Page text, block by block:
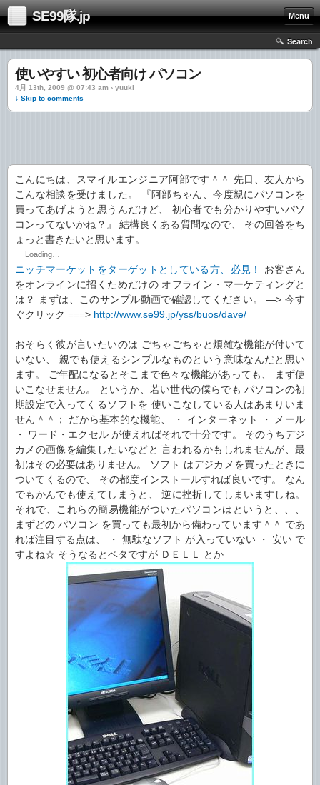
SE99隊.jp Menu
Search
使いやすい 初心者向け パソコン
4月 13th, 2009 @ 07:43 am › yuuki
↓ Skip to comments
こんにちは、スマイルエンジニア阿部です＾＾ 先日、友人から
こんな相談を受けました。 『阿部ちゃん、今度親にパソコンを
買ってあげようと思うんだけど、 初心者でも分かりやすいパソ
コンってないかね？』 結構良くある質問なので、 その回答をち
ょっと書きたいと思います。
Loading…
ニッチマーケットをターゲットとしている方、必見！
お客さん
をオンラインに招くためだけの オフライン・マーケティングと
は？ まずは、このサンプル動画で確認してください。 —> 今す
ぐクリック ===> http://www.se99.jp/yss/buos/dave/
おそらく彼が言いたいのは ごちゃごちゃと煩雑な機能が付いて
いない、 親でも使えるシンプルなものという意味なんだと思い
ます。 ご年配になるとそこまで色々な機能があっても、 まず使
いこなせません。 というか、若い世代の僕らでも パソコンの初
期設定で入ってくるソフトを 使いこなしている人はあまりいま
せん＾＾； だから基本的な機能、 ・ インターネット ・ メール
・ ワード・エクセル が使えればそれで十分です。 そのうちデジ
カメの画像を編集したいなどと 言われるかもしれませんが、最
初はその必要はありません。 ソフト はデジカメを買ったときに
ついてくるので、 その都度インストールすれば良いです。 なん
でもかんでも使えてしまうと、 逆に挫折してしまいますしね。
それで、これらの簡易機能がついたパソコンはというと、、、
まずどの パソコン を買っても最初から備わっています＾＾ であ
れば注目する点は、 ・ 無駄なソフト が入っていない ・ 安い で
すよね☆ そうなるとベタですが ＤＥＬＬ とか